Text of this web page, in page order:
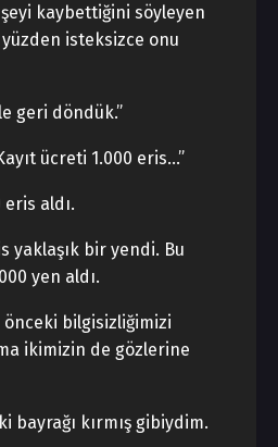
kaybettiğini söyleyen
isteksizce onu
geri döndük.”
ücreti 1.000 eris…”
aldı.
yaklaşık bir yendi. Bu
yen aldı.
önceki bilgisizliğimizi
ikimizin de gözlerine
bayrağı kırmış gibiydim.